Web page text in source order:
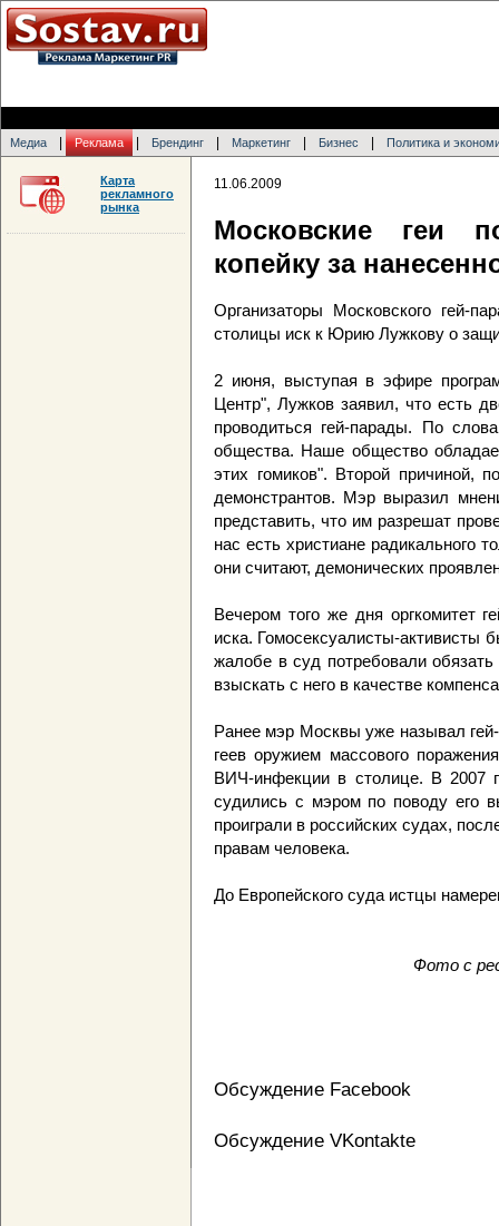
Медиа Реклама Брендинг Маркетинг Бизнес Политика и
11.06.2009
Московские геи
копейку за
Организаторы Московского гей-
столицы иск к Юрию Лужкову о
2 июня, выступая в эфире
Центр", Лужков заявил, что есть
проводиться гей-парады. По
общества. Наше общество
этих гомиков". Второй причиной,
демонстрантов. Мэр выразил
представить, что им разрешат
нас есть христиане радикального
они считают, демонических
Вечером того же дня оргкомитет
иска. Гомосексуалисты-активисты
жалобе в суд потребовали
взыскать с него в качестве
Ранее мэр Москвы уже называл
геев оружием массового
ВИЧ-инфекции в столице. В 2007
судились с мэром по поводу его
проиграли в российских судах,
правам человека.
До Европейского суда истцы
Фото с
Обсуждение Facebook
Обсуждение VKontakte
Карта
рекламного
рынка